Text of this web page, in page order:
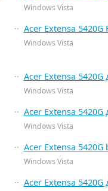
Windows Vista
Acer Extensa 5420G
Windows Vista
Acer Extensa
Windows Vista
Acer Extensa
Windows Vista
Acer Extensa
Windows Vista
Acer Extensa